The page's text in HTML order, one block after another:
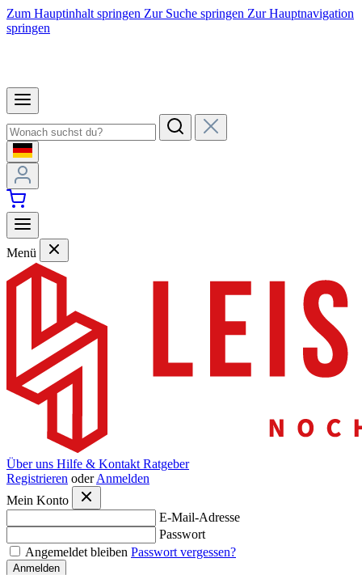
Zum Hauptinhalt springen Zur Suche springen Zur Hauptnavigation
springen
Menü
Über uns Hilfe & Kontakt Ratgeber
Registrieren oder Anmelden
Mein Konto
E-Mail-Adresse
Passwort
Angemeldet bleiben Passwort vergessen?
Anmelden